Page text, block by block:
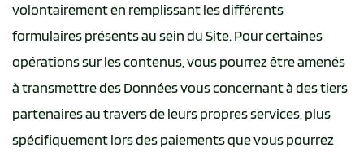
volontairement en remplissant les différents
formulaires présents au sein du Site. Pour certaines
opérations sur les contenus, vous pourrez être amenés
à transmettre des Données vous concernant à des tiers
partenaires au travers de leurs propres services, plus
spécifiquement lors des paiements que vous pourrez